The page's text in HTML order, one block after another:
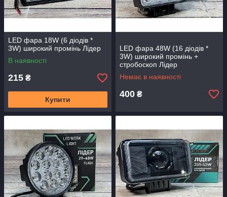
LED фара 18W (6 діодів *
3W) широкий промінь Лідер
В наявності
215 ₴
Купити
LED фара 48W (16 діодів *
3W) широкий промінь +
стробоскоп Лідер
Немає в наявності
400 ₴